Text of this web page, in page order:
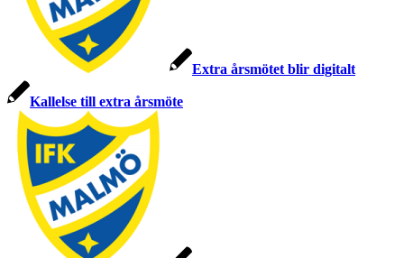
Extra årsmötet blir digitalt
Kallelse till extra årsmöte